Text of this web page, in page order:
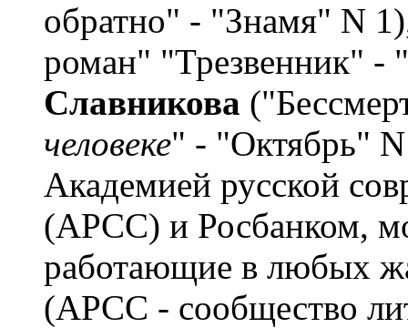
обратно" - "Знамя" N
роман" "Трезвенник"
Славникова
человеке" - "Октябрь"
Академией русской
(АРСС) и Росбанком,
работающие в любых
(АРСС - сообщество